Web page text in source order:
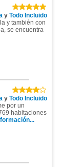
y Todo Incluido
y también con
se encuentra
y Todo Incluido
por un
habitaciones